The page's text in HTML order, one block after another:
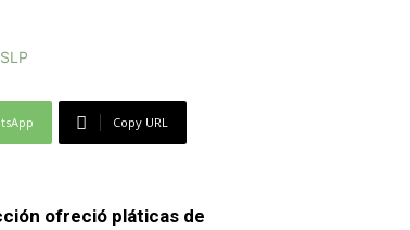
Copy URL
ofreció pláticas de